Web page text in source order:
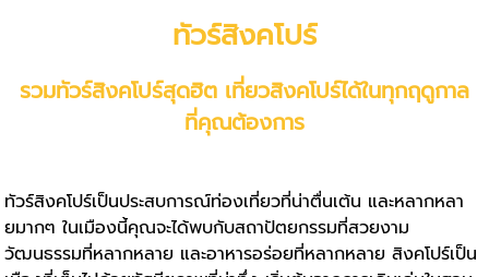
ทัวร์สิงคโปร์
รวมทัวร์สิงคโปร์สุดฮิต เที่ยวสิงคโปร์ได้ในทุกฤดูกาล
ที่คุณต้องการ
ทัวร์สิงคโปร์เป็นประสบการณ์ท่องเที่ยวที่น่าตื่นเต้น และหลากหลา
ยมากๆ ในเมืองนี้คุณจะได้พบกับสถาปัตยกรรมที่สวยงาม
วัฒนธรรมที่หลากหลาย และอาหารอร่อยที่หลากหลาย สิงคโปร์เป็น